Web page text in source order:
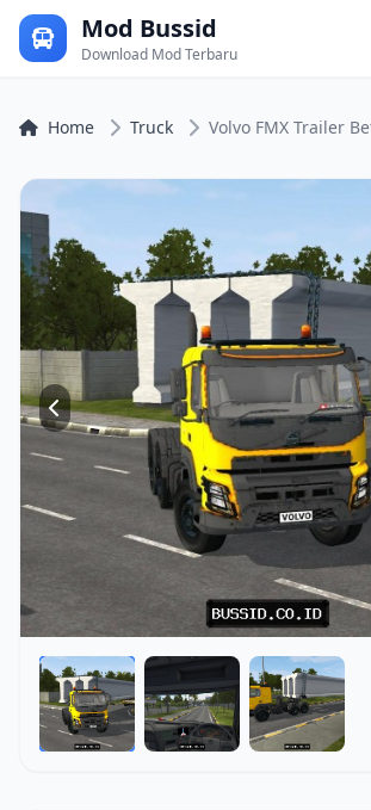
Mod Bussid
Download Mod Terbaru
Home Truck Volvo FMX Trailer